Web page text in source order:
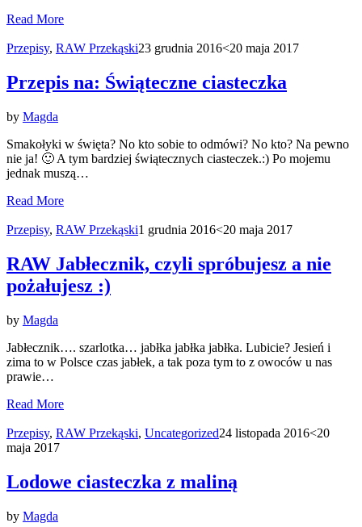
Read More
Przepisy, RAW Przekąski23 grudnia 2016<20 maja 2017
Przepis na: Świąteczne ciasteczka
by Magda
Smakołyki w święta? No kto sobie to odmówi? No kto? Na pewno
nie ja! 🙂 A tym bardziej świątecznych ciasteczek.:) Po mojemu
jednak muszą…
Read More
Przepisy, RAW Przekąski1 grudnia 2016<20 maja 2017
RAW Jabłecznik, czyli spróbujesz a nie
pożałujesz :)
by Magda
Jabłecznik…. szarlotka… jabłka jabłka jabłka. Lubicie? Jesień i
zima to w Polsce czas jabłek, a tak poza tym to z owoców u nas
prawie…
Read More
Przepisy, RAW Przekąski, Uncategorized24 listopada 2016<20
maja 2017
Lodowe ciasteczka z maliną
by Magda